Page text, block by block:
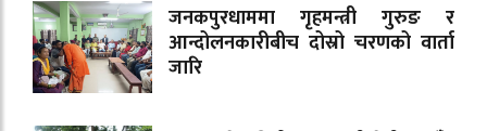
जनकपुरधाममा गृहमन्त्री गुरुङ र
आन्दोलनकारीबीच दोस्रो चरणको वार्ता
जारि